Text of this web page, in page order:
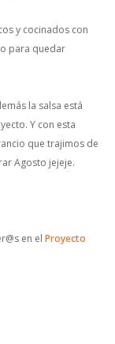
y cocinados con
para quedar
la salsa está
Y con esta
que trajimos de
Agosto jejeje.
en el Proyecto